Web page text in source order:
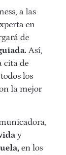
a las
en
de
Así,
cita de
los
la mejor
y
en los